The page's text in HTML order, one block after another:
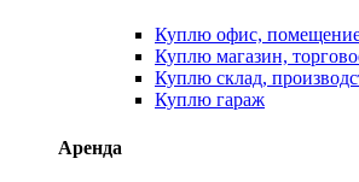
Куплю офис,
Куплю магазин,
Куплю склад,
Куплю гараж
Аренда